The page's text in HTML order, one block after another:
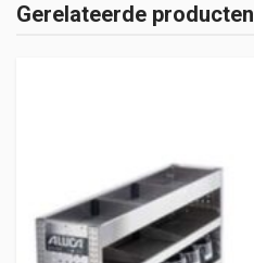
Gerelateerde producten